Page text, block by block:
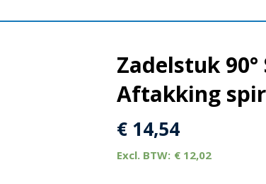
Zadelstuk
Aftakking
€ 14,54
€ 12,02